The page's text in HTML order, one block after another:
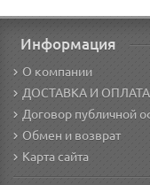
Информация
О компании
ДОСТАВКА И ОПЛАТА
Договор публичной
Обмен и возврат
Карта сайта